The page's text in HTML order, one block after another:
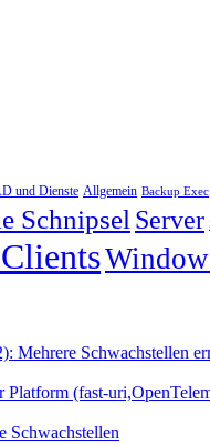
und Dienste Allgemein Backup Exec
SchnipselServer
Schwachstellen
(fast-
Schwachstellen